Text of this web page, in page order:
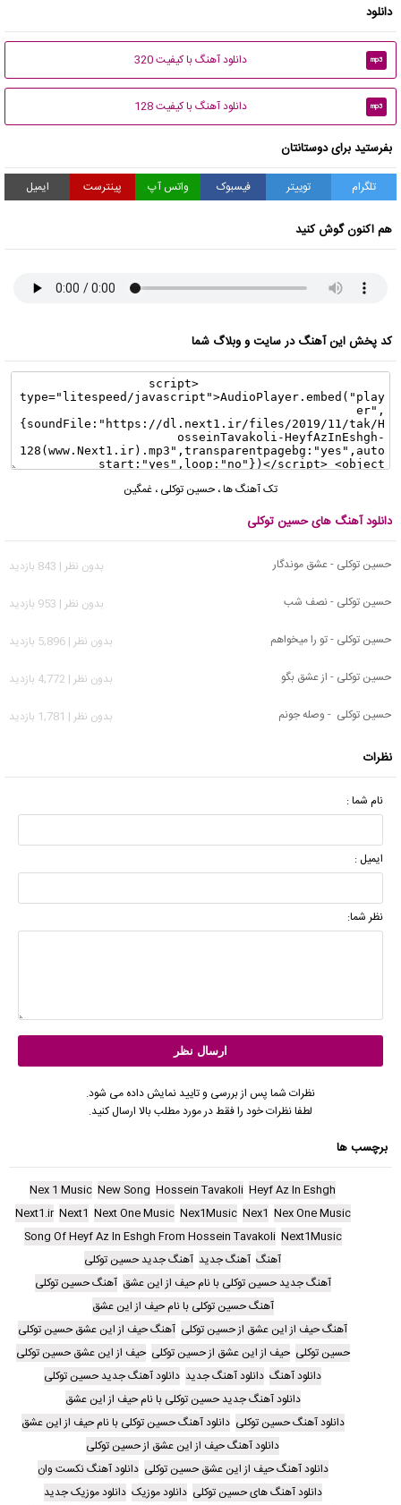
دانلود
mp3 دانلود آهنگ با کیفیت 320
mp3 دانلود آهنگ با کیفیت 128
بفرستید برای دوستانتان
تلگرام توییتر فیسبوک واتس آپ پینترست ایمیل
هم اکنون گوش کنید
کد پخش این آهنگ در سایت و وبلاگ شما
تک آهنگ ها، حسین توکلی ، غمگین
دانلود آهنگ های حسین توکلی
حسین توکلی - عشق موندگار
بدون نظر | 843 بازدید
حسین توکلی - نصف شب
بدون نظر | 953 بازدید
حسین توکلی - تو را میخواهم
بدون نظر | 5,896 بازدید
حسین توکلی - از عشق بگو
بدون نظر | 4,772 بازدید
حسین توکلی - وصله جونم
بدون نظر | 1,781 بازدید
نظرات
نام شما :
ایمیل :
نظر شما:
نظرات شما پس از بررسی و تایید نمایش داده می شود.
لطفا نظرات خود را فقط در مورد مطلب بالا ارسال کنید.
برچسب ها
Heyf Az In Eshgh
Hossein Tavakoli
New Song
Nex 1 Music
Nex One Music
Nex1
Nex1Music
Next One Music
Next1
Next1.ir
Next1Music
Song Of Heyf Az In Eshgh From Hossein Tavakoli
آهنگ آهنگ جدید آهنگ جدید حسین توکلی
آهنگ جدید حسین توکلی با نام حیف از این عشق آهنگ حسین توکلی
آهنگ حسین توکلی با نام حیف از این عشق
آهنگ حیف از این عشق از حسین توکلی آهنگ حیف از این عشق حسین توکلی
حسین توکلی حیف از این عشق از حسین توکلی حیف از این عشق حسین توکلی
دانلود آهنگ دانلود آهنگ جدید دانلود آهنگ جدید حسین توکلی
دانلود آهنگ جدید حسین توکلی با نام حیف از این عشق
دانلود آهنگ حسین توکلی دانلود آهنگ حسین توکلی با نام حیف از این عشق
دانلود آهنگ حیف از این عشق از حسین توکلی
دانلود آهنگ حیف از این عشق حسین توکلی دانلود آهنگ نکست وان
دانلود آهنگ های حسین توکلی دانلود موزیک دانلود موزیک جدید